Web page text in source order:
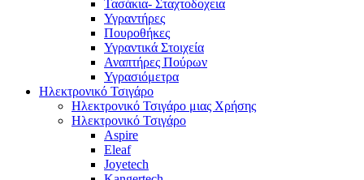
Τασάκια- Σταχτοδοχεια
Υγραντήρες
Πουροθήκες
Υγραντικά Στοιχεία
Αναπτήρες Πούρων
Υγρασιόμετρα
Ηλεκτρονικό Τσιγάρο
Ηλεκτρονικό Τσιγάρο μιας Χρήσης
Ηλεκτρονικό Τσιγάρο
Aspire
Eleaf
Joyetech